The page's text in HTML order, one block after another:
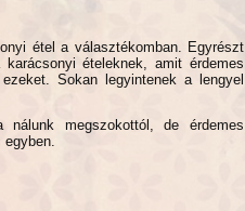
étel a választékomban. Egyrészt
ételeknek, amit érdemes
Sokan legyintenek a lengyel
megszokottól, de érdemes